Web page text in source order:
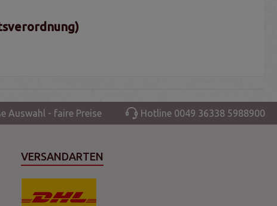
Auswahl - faire Preise Hotline 0049 36338 5988900
VERSANDARTEN